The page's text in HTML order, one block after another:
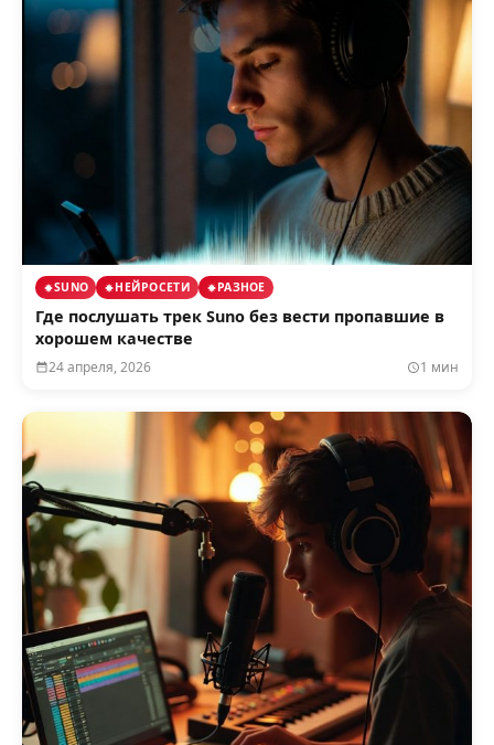
SUNO НЕЙРОСЕТИ РАЗНОЕ
Где послушать трек Suno без вести пропавшие в
хорошем качестве
24 апреля, 2026 1 мин